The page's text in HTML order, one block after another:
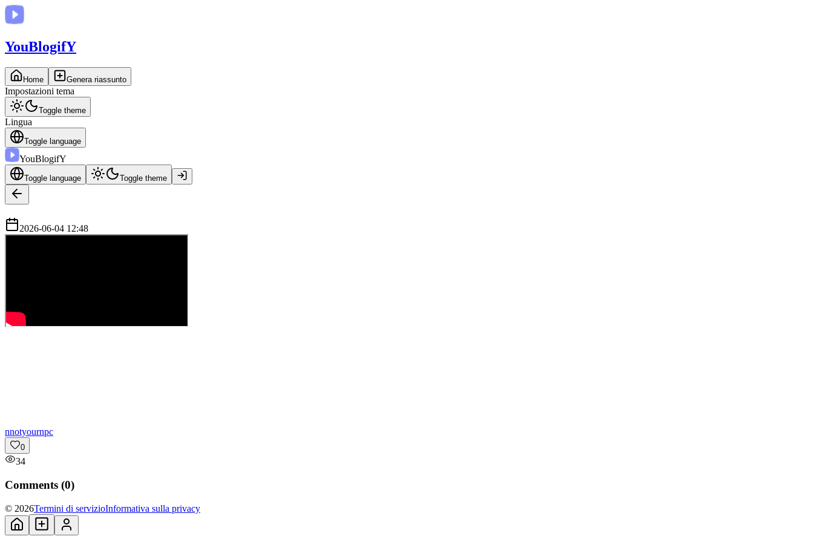
YouBlogifY
Home Genera riassunto
Impostazioni tema
Toggle theme
Lingua
Toggle language
YouBlogifY
Toggle language Toggle theme
2026-06-04 12:48
nnotyournpc
0
34
Comments (0)
© 2026Termini di servizioInformativa sulla privacy